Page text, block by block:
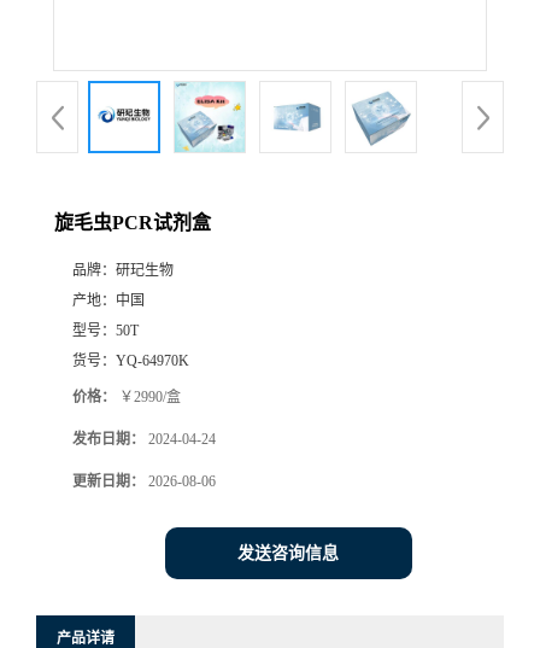
旋毛虫PCR试剂盒
品牌： 研玘生物
产地： 中国
型号： 50T
货号： YQ-64970K
价格： ￥2990/盒
发布日期： 2024-04-24
更新日期： 2026-08-06
发送咨询信息
产品详请